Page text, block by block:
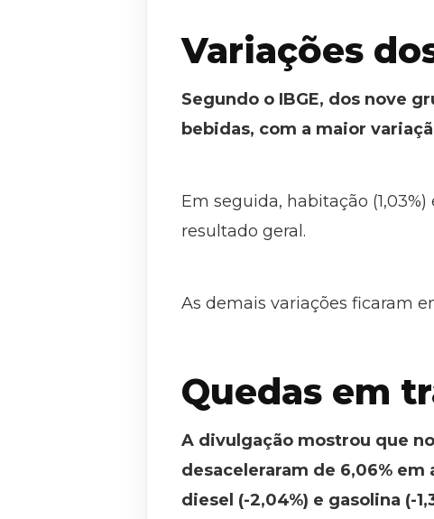
Variações
Segundo o IBGE, dos nove
bebidas, com a maior
Em seguida, habitação
resultado geral.
As demais variações ficaram
Quedas em
A divulgação mostrou que
desaceleraram de 6,06% em
diesel (-2,04%) e gasolina (-